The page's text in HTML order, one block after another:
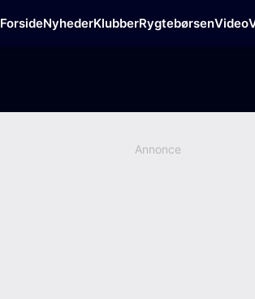
ForsideNyhederKlubberRygtebørsenVideo
Annonce